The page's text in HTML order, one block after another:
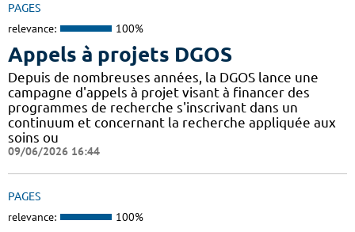
PAGES
relevance: 100%
Appels à projets DGOS
Depuis de nombreuses années, la DGOS lance une
campagne d'appels à projet visant à financer des
programmes de recherche s'inscrivant dans un
continuum et concernant la recherche appliquée aux
soins ou
09/06/2026 16:44
PAGES
relevance: 100%